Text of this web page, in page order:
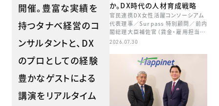
開催。豊富な実績を
持つタナベ経営のコ
ンサルタントと、DX
のプロとしての経験
豊かなゲストによる
講演をリアルタイム
か。DX時代の人材育成戦略
官民連携DX女性活躍コンソーシアム
代表理事／Surpass 特別顧問／前内
閣総理大臣補佐官（賃金・雇用担当）
矢田 稚子
2026.07.30